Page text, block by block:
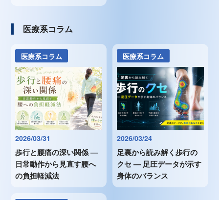
医療系コラム
医療系コラム
2026/03/31
歩行と腰痛の深い関係 ―
日常動作から見直す腰へ
の負担軽減法
医療系コラム
2026/03/24
足裏から読み解く歩行の
クセ ― 足圧データが示す
身体のバランス